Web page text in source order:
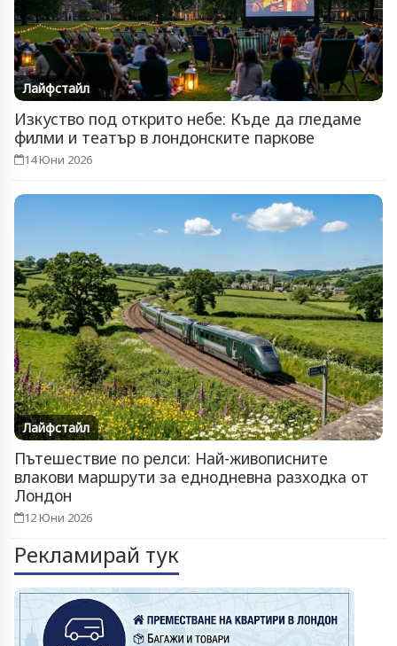
Лайфстайл
Изкуство под открито небе: Къде да гледаме
филми и театър в лондонските паркове
14 Юни 2026
Лайфстайл
Пътешествие по релси: Най-живописните
влакови маршрути за еднодневна разходка от
Лондон
12 Юни 2026
Рекламирай тук